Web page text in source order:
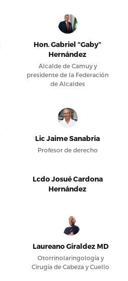
Hon. Gabriel “Gaby”
Hernández
Alcalde de Camuy y
presidente de la Federación
de Alcaldes
Lic Jaime Sanabria
Profesor de derecho
Lcdo Josué Cardona
Hernández
Laureano Giraldez MD
Otorrinolaringología y
Cirugía de Cabeza y Cuello